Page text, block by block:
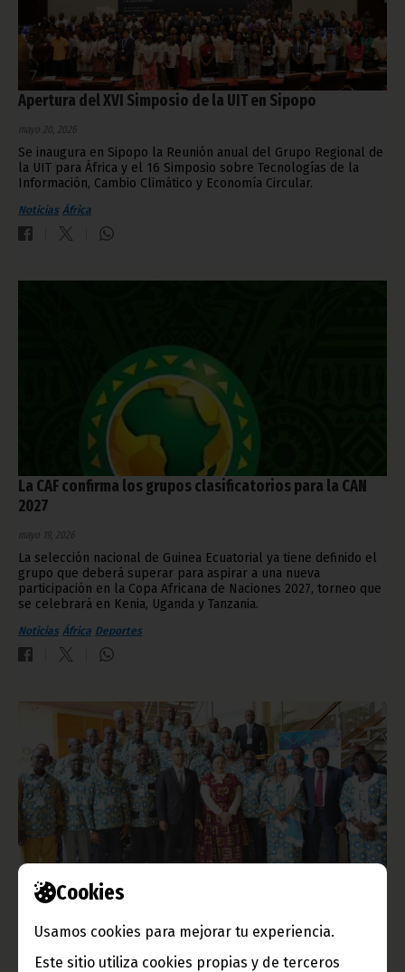
Cookies
Usamos cookies para mejorar tu experiencia.
Este sitio utiliza cookies propias y de terceros
Apertura del XVI Simposio de la UIT en Sipopo
mayo 20, 2026
Se inaugura en Sipopo la Reunión anual del Grupo Regional de
la UIT para África y el 16 Simposio sobre Tecnologías de la
Información, Cambio Climático y Economía Circular.
Noticias África
La CAF confirma los grupos clasificatorios para la CAN
2027
mayo 19, 2026
La selección nacional de Guinea Ecuatorial ya tiene definido el
grupo que deberá superar para aspirar a una nueva
participación en la Copa Africana de Naciones 2027, torneo que
se celebrará en Kenia, Uganda y Tanzania.
Noticias África Deportes
AFRISTAT celebra su 50ª reunión del Comité de Dirección
en Malabo
mayo 19, 2026